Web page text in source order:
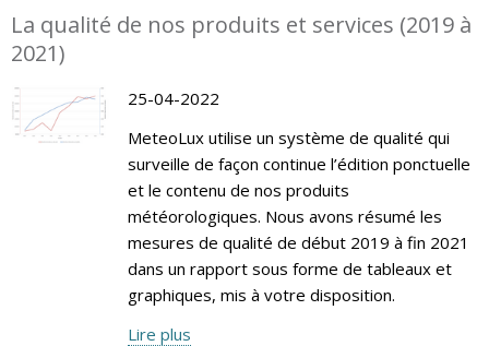
La qualité de nos produits et services (2019 à
2021)
25-04-2022
MeteoLux utilise un système de qualité qui
surveille de façon continue l’édition ponctuelle
et le contenu de nos produits
météorologiques. Nous avons résumé les
mesures de qualité de début 2019 à fin 2021
dans un rapport sous forme de tableaux et
graphiques, mis à votre disposition.
Lire plus